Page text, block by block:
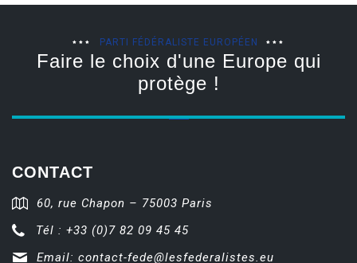
PARTI FÉDÉRALISTE EUROPÉEN
Faire le choix d'une Europe qui
protège !
CONTACT
60, rue Chapon – 75003 Paris
Tél : +33 (0)7 82 09 45 45
Email: contact-fede@lesfederalistes.eu